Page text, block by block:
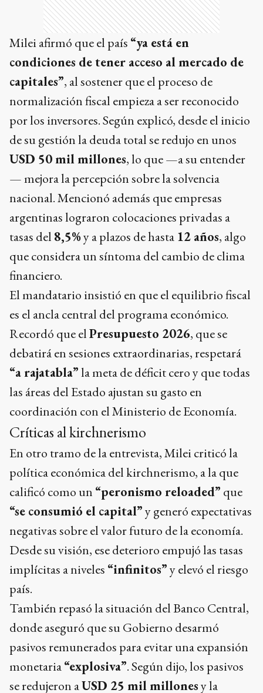
Milei afirmó que el país “ya está en
condiciones de tener acceso al mercado de
capitales”, al sostener que el proceso de
normalización fiscal empieza a ser reconocido
por los inversores. Según explicó, desde el inicio
de su gestión la deuda total se redujo en unos
USD 50 mil millones, lo que —a su entender
— mejora la percepción sobre la solvencia
nacional. Mencionó además que empresas
argentinas lograron colocaciones privadas a
tasas del 8,5%y a plazos de hasta 12 años, algo
que considera un síntoma del cambio de clima
financiero.
El mandatario insistió en que el equilibrio fiscal
es el ancla central del programa económico.
Recordó que elPresupuesto 2026, que se
debatirá en sesiones extraordinarias, respetará
“a rajatabla”la meta de déficit cero y que todas
las áreas del Estado ajustan su gasto en
coordinación con el Ministerio de Economía.
Críticas al kirchnerismo
En otro tramo de la entrevista, Milei criticó la
política económica del kirchnerismo, a la que
calificó como un “peronismo reloaded” que
“se consumió el capital”y generó expectativas
negativas sobre el valor futuro de la economía.
Desde su visión, ese deterioro empujó las tasas
implícitas a niveles “infinitos”y elevó el riesgo
país.
También repasó la situación del Banco Central,
donde aseguró que su Gobierno desarmó
pasivos remunerados para evitar una expansión
monetaria“explosiva”. Según dijo, los pasivos
se redujeron aUSD 25 mil millonesy la